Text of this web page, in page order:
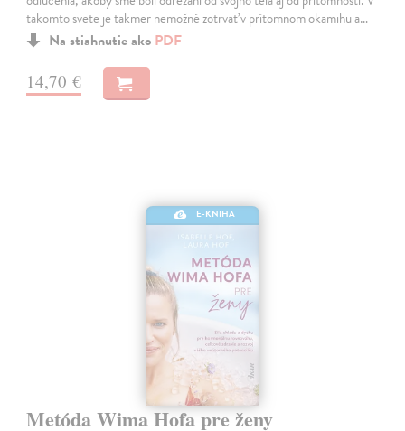
takomto svete je takmer nemožné zotrvať v prítomnom okamihu a…
Na stiahnutie ako PDF
14,70 €
E-KNIHA
Metóda Wima Hofa pre ženy